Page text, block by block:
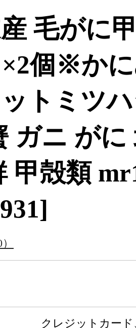
毛がに
×2個※か
トミツ
ガニ がに
甲殻類
クレジットカード